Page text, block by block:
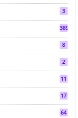
3
3892
8
2
11
17
64